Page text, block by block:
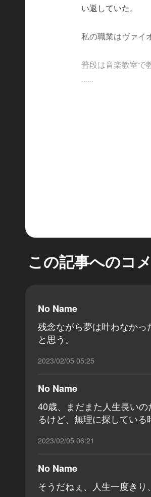
い返していた。
私の職業はヴァイ
普段は音楽教室で
......
この記事へのコ
No Name
残念ながら夢は叶わなか
と思う。
2023/02/05 05:25
No Name
40歳、まだまた人生長い
るけど、無理に探してい
2023/02/05 06:21
No Name
そうだねぇ、人生一度き